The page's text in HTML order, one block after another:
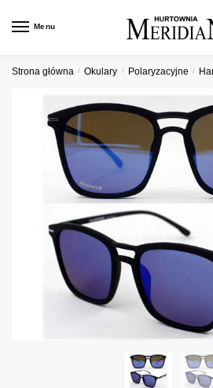
Menu
Strona główna / Okulary / Polaryzacyjne /